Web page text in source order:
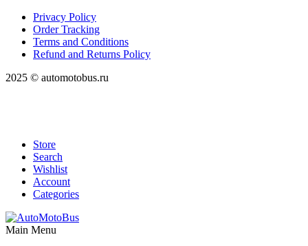
Privacy Policy
Order Tracking
Terms and Conditions
Refund and Returns Policy
2025 © automotobus.ru
Store
Search
Wishlist
Account
Categories
Main Menu